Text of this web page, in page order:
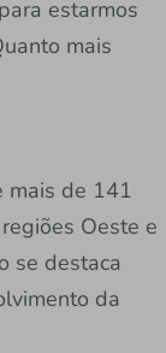
estarmos
mais
mais de 141
Oeste e
se destaca
da